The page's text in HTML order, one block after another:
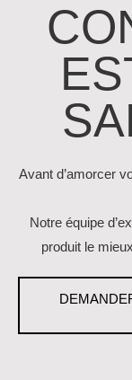
Avant d’amorcer
Notre équipe
produit le